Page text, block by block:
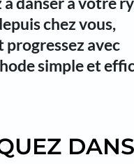
chez vous,
progressez avec
simple et